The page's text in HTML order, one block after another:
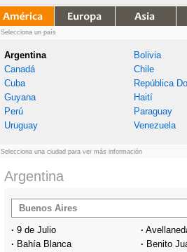
África Oceanía
Selecciona un país
Argentina Bolivia
Canadá
Chile
Cuba
República
Guyana
Haití
Perú
Paraguay
Uruguay
Venezuela
Selecciona una ciudad para ver más información
Argentina
Buenos Aires
· 9 de Julio ·
· Bahía Blanca · Benito